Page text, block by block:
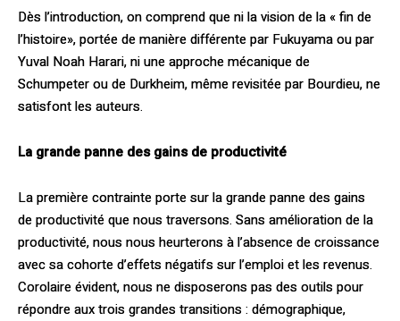
Dès l’introduction, on comprend que ni la vision de la « fin de
l’histoire», portée de manière différente par Fukuyama ou par
Yuval Noah Harari, ni une approche mécanique de
Schumpeter ou de Durkheim, même revisitée par Bourdieu, ne
satisfont les auteurs.
La grande panne des gains de productivité
La première contrainte porte sur la grande panne des gains
de productivité que nous traversons. Sans amélioration de la
productivité, nous nous heurterons à l’absence de croissance
avec sa cohorte d’effets négatifs sur l’emploi et les revenus.
Corolaire évident, nous ne disposerons pas des outils pour
répondre aux trois grandes transitions : démographique,